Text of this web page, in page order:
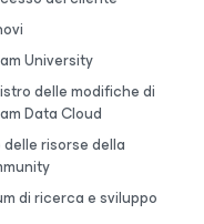
University
delle modifiche di
Data Cloud
delle risorse della
di ricerca e sviluppo